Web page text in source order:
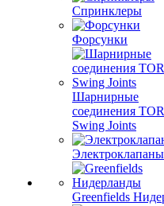
Спринклеры
Форсунки
Шарнирные
соединения
Swing Joints
Электроклапаны
Greenfields